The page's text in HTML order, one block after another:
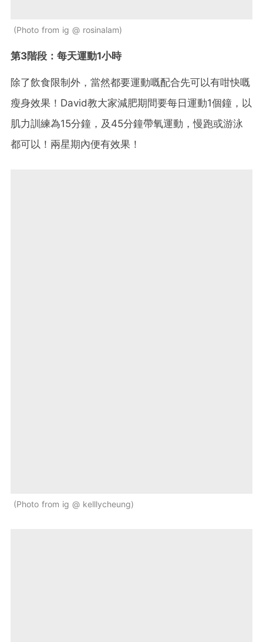
Photo from ig @ rosinalam
第3階段：每天運動1小時
除了飲食限制外，當然都要運動嘅配合先可以有咁快嘅
瘦身效果！David教大家減肥期間要每日運動1個鐘，以
肌力訓練為15分鐘，及45分鐘帶氧運動，慢跑或游泳
都可以！兩星期內便有效果！
Photo from ig @ kelllycheung